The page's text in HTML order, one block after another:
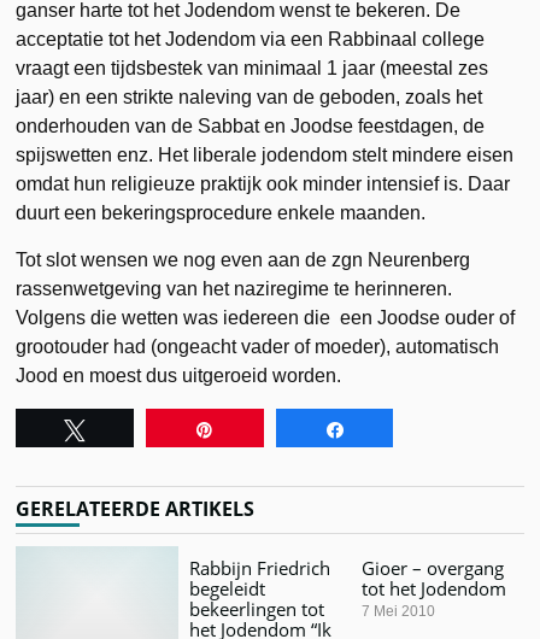
ganser harte tot het Jodendom wenst te bekeren. De
acceptatie tot het Jodendom via een Rabbinaal college
vraagt een tijdsbestek van minimaal 1 jaar (meestal zes
jaar) en een strikte naleving van de geboden, zoals het
onderhouden van de Sabbat en Joodse feestdagen, de
spijswetten enz. Het liberale jodendom stelt mindere eisen
omdat hun religieuze praktijk ook minder intensief is. Daar
duurt een bekeringsprocedure enkele maanden.
Tot slot wensen we nog even aan de zgn Neurenberg
rassenwetgeving van het naziregime te herinneren.
Volgens die wetten was iedereen die een Joodse ouder of
grootouder had (ongeacht vader of moeder), automatisch
Jood en moest dus uitgeroeid worden.
GERELATEERDE ARTIKELS
Rabbijn Friedrich
begeleidt
bekeerlingen tot
het Jodendom “Ik
Gioer – overgang
tot het Jodendom
7 Mei 2010